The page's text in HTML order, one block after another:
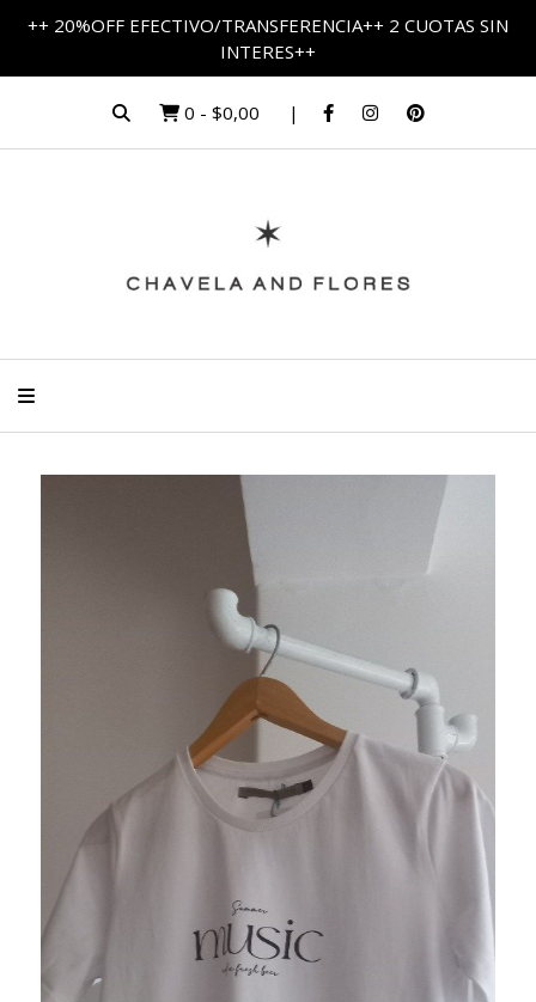
++ 20%OFF EFECTIVO/TRANSFERENCIA++ 2 CUOTAS SIN
INTERES++
0 - $0,00